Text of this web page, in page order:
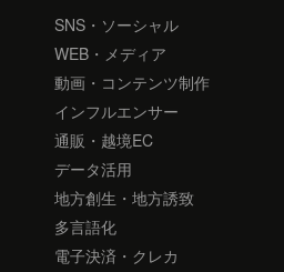
SNS・ソーシャル
WEB・メディア
動画・コンテンツ制作
インフルエンサー
通販・越境EC
データ活用
地方創生・地方誘致
多言語化
電子決済・クレカ